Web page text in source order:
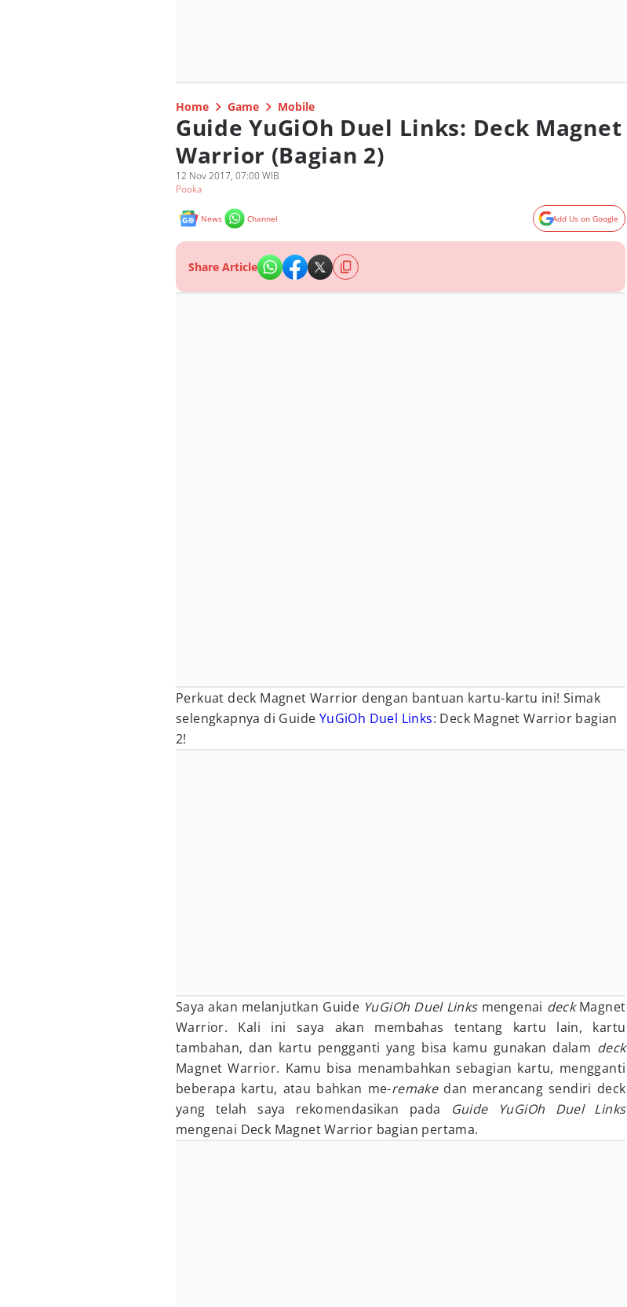
Home Game Mobile
Guide YuGiOh Duel Links: Deck Magnet
Warrior (Bagian 2)
12 Nov 2017, 07:00 WIB
Pooka
News Channel Add Us on Google
Share Article
Perkuat deck Magnet Warrior dengan bantuan kartu-kartu ini! Simak
selengkapnya di Guide YuGiOh Duel Links: Deck Magnet Warrior bagian
2!
Saya akan melanjutkan Guide YuGiOh Duel Linksmengenai deckMagnet
Warrior. Kali ini saya akan membahas tentang kartu lain, kartu
tambahan, dan kartu pengganti yang bisa kamu gunakan dalam deck
Magnet Warrior. Kamu bisa menambahkan sebagian kartu, mengganti
beberapa kartu, atau bahkan me-remake dan merancang sendiri deck
yang telah saya rekomendasikan pada
Guide YuGiOh Duel Links
mengenai Deck Magnet Warrior bagian pertama.